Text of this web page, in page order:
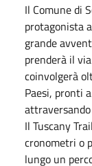
Il Comune di
protagonista
grande
prenderà il
coinvolgerà
Paesi, pronti
Il Tuscany
cronometri o
lungo un